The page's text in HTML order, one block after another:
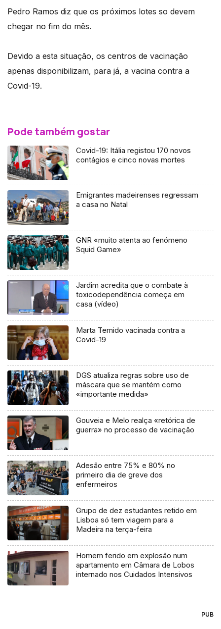
Pedro Ramos diz que os próximos lotes so devem
chegar no fim do mês.
Devido a esta situação, os centros de vacinação
apenas disponibilizam, para já, a vacina contra a
Covid-19.
Pode também gostar
Covid-19: Itália registou 170 novos
contágios e cinco novas mortes
Emigrantes madeirenses regressam
a casa no Natal
GNR «muito atenta ao fenómeno
Squid Game»
Jardim acredita que o combate à
toxicodependência começa em
casa (vídeo)
Marta Temido vacinada contra a
Covid-19
DGS atualiza regras sobre uso de
máscara que se mantém como
«importante medida»
Gouveia e Melo realça «retórica de
guerra» no processo de vacinação
Adesão entre 75% e 80% no
primeiro dia de greve dos
enfermeiros
Grupo de dez estudantes retido em
Lisboa só tem viagem para a
Madeira na terça-feira
Homem ferido em explosão num
apartamento em Câmara de Lobos
internado nos Cuidados Intensivos
PUB